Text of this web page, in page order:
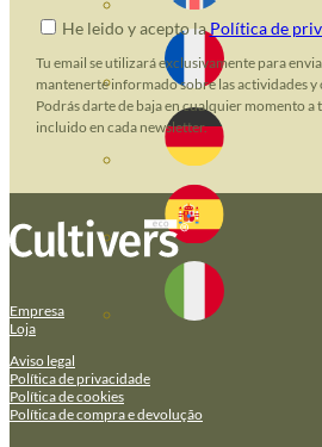
He leido y acepto laPolítica de
Tu email se utilizará exclusivamente para
mantenerte informado sobre las actividades y
Podrás darte de baja en cualquier momento a
incluido en cada newsletter.
Empresa
Loja
Aviso legal
Política de privacidade
Política de cookies
Política de compra e devolução